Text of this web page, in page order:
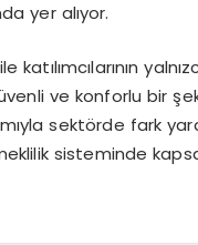
yer alıyor.
ve konforlu bir
sektörde fark
sisteminde